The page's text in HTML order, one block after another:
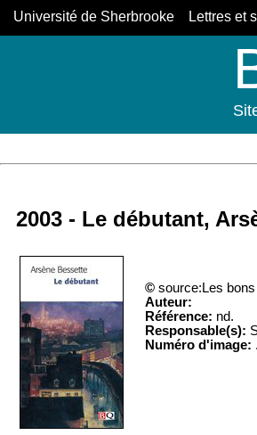
Université de Sherbrooke Lettres et
2003 - Le débutant,
© source:Les
Auteur:
Référence: nd.
Responsable(s):
Numéro d'image: .